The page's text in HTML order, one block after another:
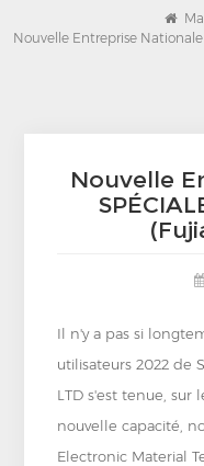
Nouvelle Entreprise Nationale
Nouvelle
Il n'y a pas si
utilisateurs 2022 de
LTD s'est tenue, sur
nouvelle capacité,
Electronic Material